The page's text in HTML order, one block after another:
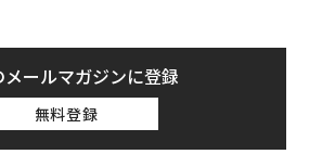
ールマガジンに登録
無料登録